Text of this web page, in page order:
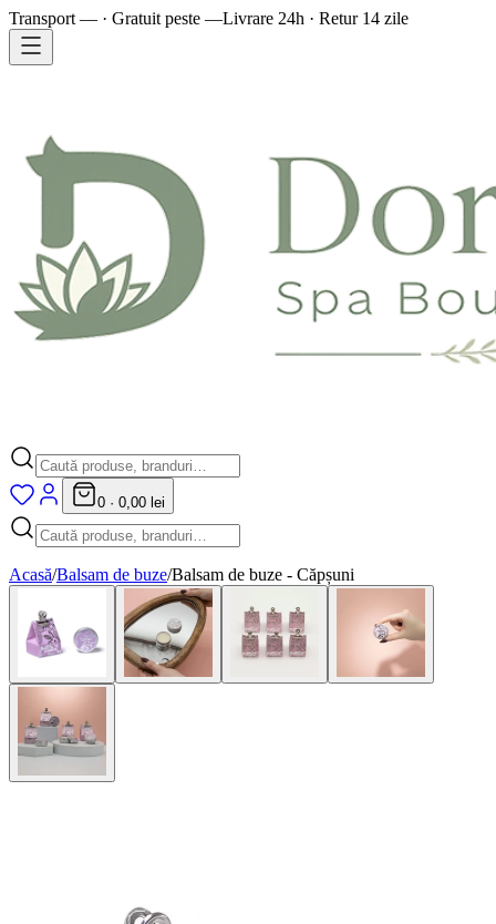
Transport — · Gratuit peste —Livrare 24h · Retur 14 zile
0 · 0,00 lei
Acasă/Balsam de buze/Balsam de buze - Căpșuni